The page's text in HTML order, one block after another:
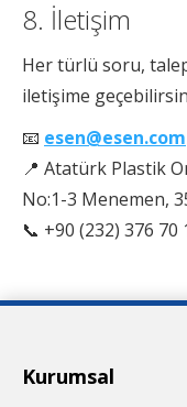
8. İletişim
Her türlü soru,
iletişime
📧 esen@esen.com
📍 Atatürk Plastik
No:1-3 Menemen,
📞 +90 (232) 376 70
Kurumsal